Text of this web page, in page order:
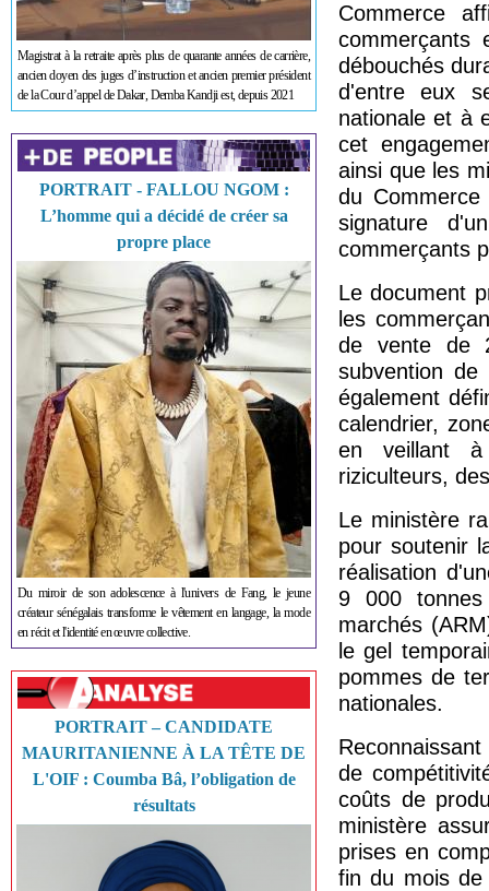
Magistrat à la retraite après plus de quarante années de carrière,
ancien doyen des juges d’instruction et ancien premier président
de la Cour d’appel de Dakar, Demba Kandji est, depuis 2021
PORTRAIT - FALLOU NGOM :
L’homme qui a décidé de créer sa
propre place
Du miroir de son adolescence à l'univers de Fang, le jeune
créateur sénégalais transforme le vêtement en langage, la mode
en récit et l'identité en œuvre collective.
PORTRAIT – CANDIDATE
MAURITANIENNE À LA TÊTE DE
L'OIF : Coumba Bâ, l’obligation de
résultats
Commerce
commerçants
débouchés
d'entre eux
nationale et à
cet
ainsi que les
du
signature
commerçants
Le document
les
de vente de
subvention
également
calendrier,
en veillant à
riziculteurs,
Le ministère
pour soutenir
réalisation
9 000
marchés
le gel
pommes de
nationales.
de
coûts de
ministère
prises en
fin du mois de